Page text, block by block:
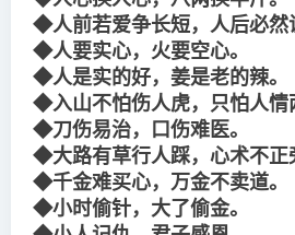
◆人前若爱争长短，人后必然
◆人要实心，火要空心。
◆人是实的好，姜是老的辣。
◆入山不怕伤人虎，只怕人情
◆刀伤易治，口伤难医。
◆大路有草行人踩，心术不正
◆千金难买心，万金不卖道。
◆小时偷针，大了偷金。